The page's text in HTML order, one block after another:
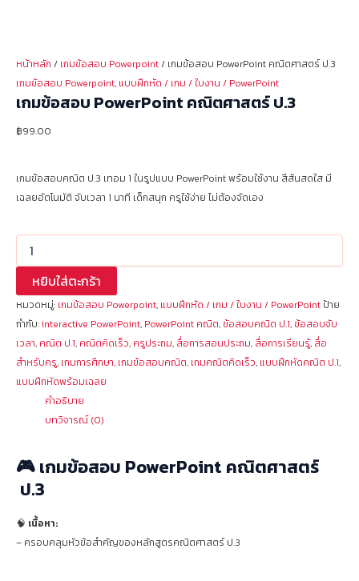
หน้าหลัก / เกมข้อสอบ Powerpoint/ เกมข้อสอบ PowerPoint คณิตศาสตร์ ป.3
เกมข้อสอบ Powerpoint, แบบฝึกหัด / เกม / ใบงาน / PowerPoint
เกมข้อสอบ PowerPoint คณิตศาสตร์ ป.3
฿99.00
เกมข้อสอบคณิต ป.3 เทอม 1 ในรูปแบบ PowerPoint พร้อมใช้งาน สีสันสดใส มี
เฉลยอัตโนมัติ จับเวลา 1 นาที เด็กสนุก ครูใช้ง่าย ไม่ต้องจัดเอง
หยิบใส่ตะกร้า
หมวดหมู่: เกมข้อสอบ Powerpoint, แบบฝึกหัด / เกม / ใบงาน / PowerPoint ป้าย
กำกับ:interactive PowerPoint, PowerPoint คณิต, ข้อสอบคณิต ป.1, ข้อสอบจับ
เวลา, คณิต ป.1, คณิตคิดเร็ว, ครูประถม, สื่อการสอนประถม, สื่อการเรียนรู้, สื่อ
สำหรับครู, เกมการศึกษา, เกมข้อสอบคณิต, เกมคณิตคิดเร็ว, แบบฝึกหัดคณิต ป.1,
แบบฝึกหัดพร้อมเฉลย
คำอธิบาย
บทวิจารณ์ (0)
🎮 เกมข้อสอบ PowerPoint คณิตศาสตร์
ป.3
🧠 เนื้อหา:
– ครอบคลุมหัวข้อสำคัญของหลักสูตรคณิตศาสตร์ ป.3